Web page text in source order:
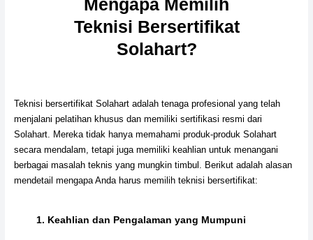
Mengapa Memilih
Teknisi Bersertifikat
Solahart?
Teknisi bersertifikat Solahart adalah tenaga profesional yang telah
menjalani pelatihan khusus dan memiliki sertifikasi resmi dari
Solahart. Mereka tidak hanya memahami produk-produk Solahart
secara mendalam, tetapi juga memiliki keahlian untuk menangani
berbagai masalah teknis yang mungkin timbul. Berikut adalah alasan
mendetail mengapa Anda harus memilih teknisi bersertifikat:
1. Keahlian dan Pengalaman yang Mumpuni